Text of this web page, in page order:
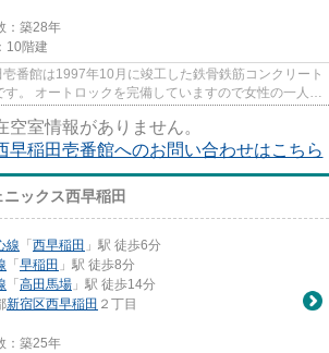
：築28年
10階建
番館は1997年10月に竣工した鉄骨鉄筋コンクリート
。 オートロックを完備していますので女性の一人暮
空室情報がありません。
早稲田壱番館へのお問い合わせはこちら
ニックス西早稲田
線 「 西早稲田 」駅 徒歩6分
「 早稲田 」駅 徒歩8分
「 高田馬場 」駅 徒歩14分
新宿区西早稲田 ２丁目
：築25年